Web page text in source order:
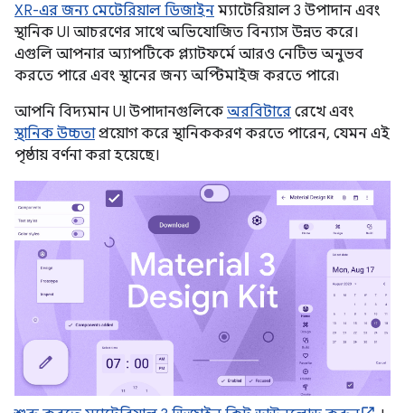
XR-এর জন্য মেটেরিয়াল ডিজাইন ম্যাটেরিয়াল 3 উপাদান এবং
স্থানিক UI আচরণের সাথে অভিযোজিত বিন্যাস উন্নত করে।
এগুলি আপনার অ্যাপটিকে প্ল্যাটফর্মে আরও নেটিভ অনুভব
করতে পারে এবং স্থানের জন্য অপ্টিমাইজ করতে পারে৷
আপনি বিদ্যমান UI উপাদানগুলিকে অরবিটারে রেখে এবং
স্থানিক উচ্চতাপ্রয়োগ করে স্থানিককরণ করতে পারেন, যেমন এই
পৃষ্ঠায় বর্ণনা করা হয়েছে।